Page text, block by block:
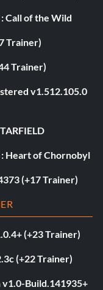
Call of the Wild
Trainer)
Trainer)
v1.512.105.0
: Heart of Chornobyl
(+17 Trainer)
(+23 Trainer)
(+22 Trainer)
Build.141935+